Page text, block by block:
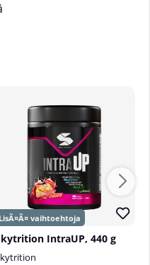
IntraUP, 440 g